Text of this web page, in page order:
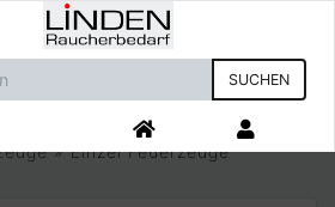
SUCHEN
»Einzel Feuerzeuge